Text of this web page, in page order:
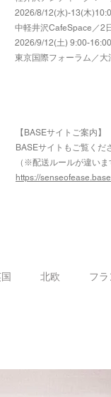
2026/8/12(水)-13(木
中軽井沢CafeSpace／2
2026/9/12(土) 9:00-16:00
東京国際フォーラム／大
【BASEサイトご案内】
​BASEサイトもご覧くだ
（※配送ルールが違いま
https://
北欧 フラ